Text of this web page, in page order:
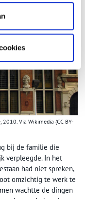
Via Wikimedia (CC BY-
bij de familie die
verpleegde. In het
had niet spreken,
omzichtig te werk te
wachtte de dingen